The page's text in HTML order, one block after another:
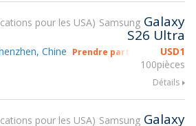
pour les USA Samsung Galaxy
S26 Ultra
USD1
100pièces
Chine Prendre part à gsmX Hong
Détails
pour les USA Samsung Galaxy